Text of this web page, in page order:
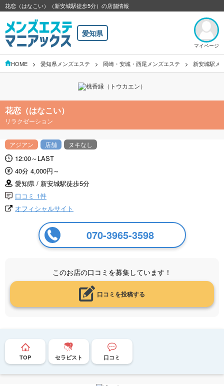
花恋（はなこい）（新安城駅徒歩5分）の店舗情報
愛知県
マイページ
HOME 愛知県メンズエステ 岡崎・安城・西尾メンズエステ 新安城駅メ
花恋（はなこい）
リラクゼーション
アジアン 店舗 ヌキなし
12:00～LAST
40分 4,000円～
愛知県 / 新安城駅徒歩5分
口コミ 1件
オフィシャルサイト
070-3965-3598
このお店の口コミを募集しています！
口コミを投稿する
TOP セラピスト 口コミ